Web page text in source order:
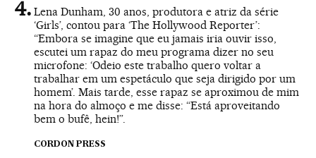
Lena Dunham, 30 anos, produtora e atriz da série
‘Girls’, contou para ‘The Hollywood Reporter’:
“Embora se imagine que eu jamais iria ouvir isso,
escutei um rapaz do meu programa dizer no seu
microfone: ‘Odeio este trabalho quero voltar a
trabalhar em um espetáculo que seja dirigido por um
homem’. Mais tarde, esse rapaz se aproximou de mim
na hora do almoço e me disse: “Está aproveitando
bem o bufê, hein!”.
CORDON PRESS